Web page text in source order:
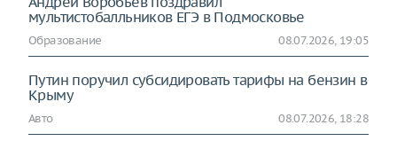
мультистобалльников ЕГЭ в Подмосковье
Образование 08.07.2026, 19:05
Путин поручил субсидировать тарифы на бензин в
Крыму
Авто 08.07.2026, 18:28